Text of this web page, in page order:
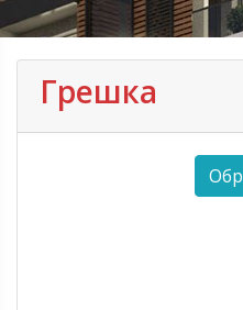
Грешка